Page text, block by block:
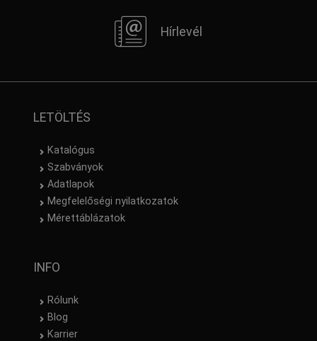
Hírlevél
LETÖLTÉS
Katalógus
Szabványok
Adatlapok
Megfelelőségi nyilatkozatok
Mérettáblázatok
INFO
Rólunk
Blog
Karrier